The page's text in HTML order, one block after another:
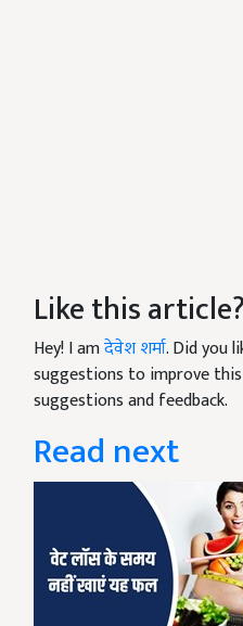
Like this article?
Hey! I amदेवेश शर्मा. Did you
suggestions to improve
suggestions and feedback.
Read next